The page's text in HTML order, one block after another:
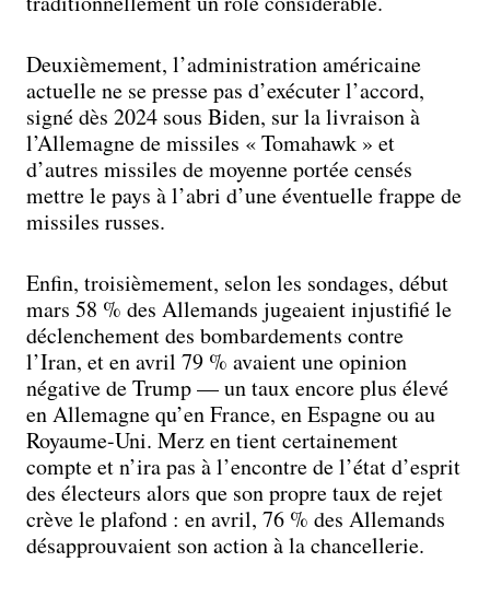
Deuxièmement, l’administration américaine
actuelle ne se presse pas d’exécuter l’accord,
signé dès 2024 sous Biden, sur la livraison à
l’Allemagne de missiles « Tomahawk » et
d’autres missiles de moyenne portée censés
mettre le pays à l’abri d’une éventuelle frappe de
missiles russes.
Enfin, troisièmement, selon les sondages, début
mars 58 % des Allemands jugeaient injustifié le
déclenchement des bombardements contre
l’Iran, et en avril 79 % avaient une opinion
négative de Trump — un taux encore plus élevé
en Allemagne qu’en France, en Espagne ou au
Royaume-Uni. Merz en tient certainement
compte et n’ira pas à l’encontre de l’état d’esprit
des électeurs alors que son propre taux de rejet
crève le plafond : en avril, 76 % des Allemands
désapprouvaient son action à la chancellerie.